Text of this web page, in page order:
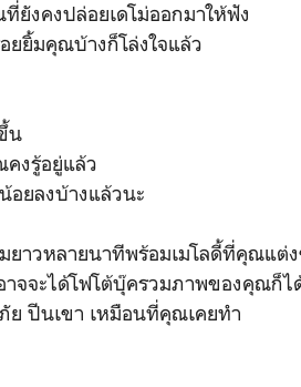
งคงปล่อยเดโม่ออกมาให้ฟัง
ยิ้มคุณบ้างก็โล่งใจแล้ว
น
งรู้อยู่แล้ว
อยลงบ้างแล้วนะ
ยาวหลายนาทีพร้อมเมโลดี้ที่คุณแต่
าจจะได้โฟโต้บุ๊ครวมภาพของคุณก็ไ
ย ปีนเขา เหมือนที่คุณเคยทำ